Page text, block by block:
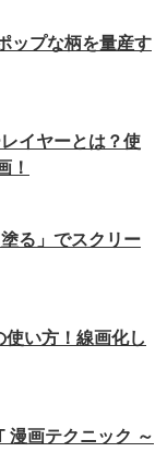
ップな柄を量産す
イヤーとは？使
！
る」でスクリー
使い方！線画化し
漫画テクニック ～